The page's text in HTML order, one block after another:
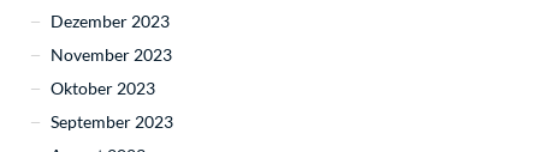
Dezember 2023
November 2023
Oktober 2023
September 2023